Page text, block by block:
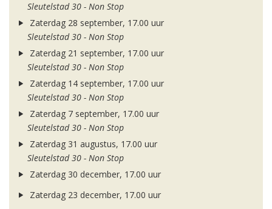
Sleutelstad 30 - Non Stop
Zaterdag 28 september, 17.00 uur
Sleutelstad 30 - Non Stop
Zaterdag 21 september, 17.00 uur
Sleutelstad 30 - Non Stop
Zaterdag 14 september, 17.00 uur
Sleutelstad 30 - Non Stop
Zaterdag 7 september, 17.00 uur
Sleutelstad 30 - Non Stop
Zaterdag 31 augustus, 17.00 uur
Sleutelstad 30 - Non Stop
Zaterdag 30 december, 17.00 uur
Zaterdag 23 december, 17.00 uur